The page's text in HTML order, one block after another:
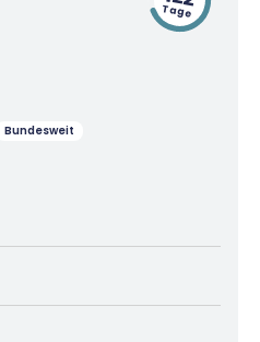
Tage
Bundesweit